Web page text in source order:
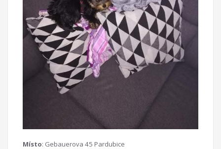
Místo: Gebauerova 45 Pardubice